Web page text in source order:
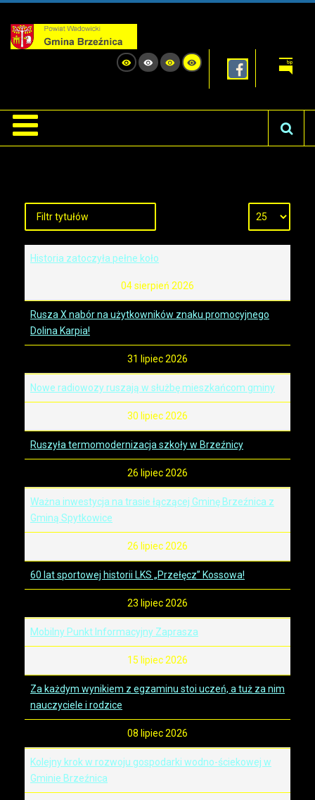
Historia zatoczyła pełne koło
04 sierpień 2026
Rusza X nabór na użytkowników znaku promocyjnego
Dolina Karpia!
31 lipiec 2026
Nowe radiowozy ruszają w służbę mieszkańcom gminy
30 lipiec 2026
Ruszyła termomodernizacja szkoły w Brzeźnicy
26 lipiec 2026
Ważna inwestycja na trasie łączącej Gminę Brzeźnica z
Gminą Spytkowice
26 lipiec 2026
60 lat sportowej historii LKS „Przełęcz” Kossowa!
23 lipiec 2026
Mobilny Punkt Informacyjny Zaprasza
15 lipiec 2026
Za każdym wynikiem z egzaminu stoi uczeń, a tuż za nim
nauczyciele i rodzice
08 lipiec 2026
Kolejny krok w rozwoju gospodarki wodno-ściekowej w
Gminie Brzeźnica